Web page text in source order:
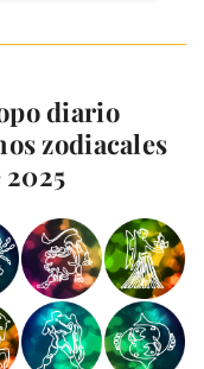
diario
zodiacales